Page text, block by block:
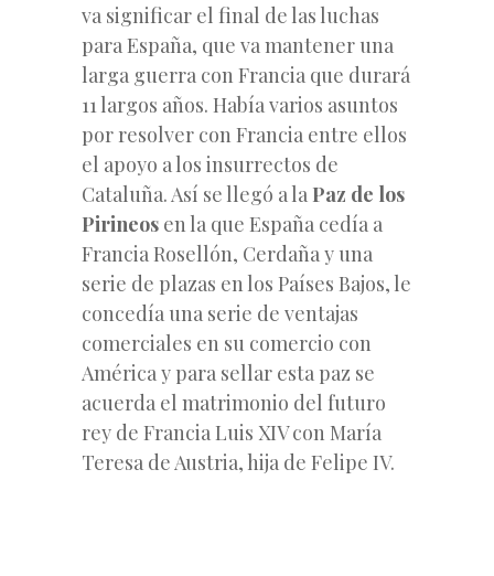
va significar el final de las luchas
para España, que va mantener una
larga guerra con Francia que durará
11 largos años. Había varios asuntos
por resolver con Francia entre ellos
el apoyo a los insurrectos de
Cataluña. Así se llegó a la Paz de los
Pirineos en la que España cedía a
Francia Rosellón, Cerdaña y una
serie de plazas en los Países Bajos, le
concedía una serie de ventajas
comerciales en su comercio con
América y para sellar esta paz se
acuerda el matrimonio del futuro
rey de Francia Luis XIV con María
Teresa de Austria, hija de Felipe IV.